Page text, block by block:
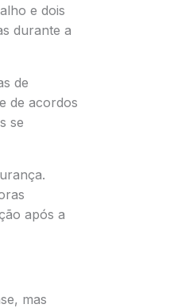
e dois
durante a
de
de acordos
se
após a
mas